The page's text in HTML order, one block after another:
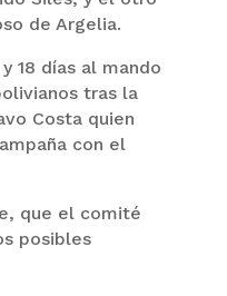
de Argelia.
18 días al mando
tras la
Costa quien
con el
que el comité
posibles